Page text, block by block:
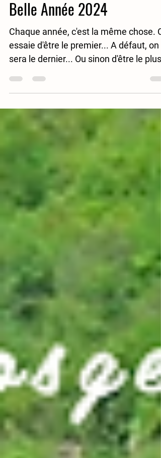
On vous souhaite une
Belle Année 2024
Chaque année, c'est la même chose.
sera le dernier... Ou sinon d'être le plus
original, Le...